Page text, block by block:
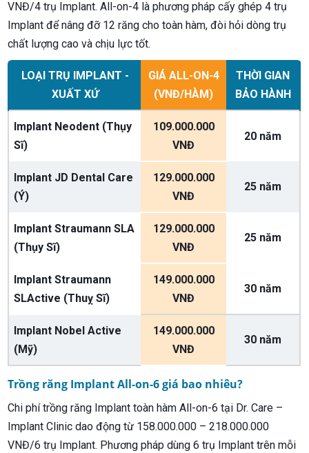
VNĐ/4 trụ Implant. All-on-4 là phương pháp cấy ghép 4 trụ
Implant để nâng đỡ 12 răng cho toàn hàm, đòi hỏi dòng trụ
chất lượng cao và chịu lực tốt.
LOẠI TRỤ IMPLANT -
XUẤT XỨ
GIÁ ALL-ON-4
(VNĐ/HÀM)
THỜI GIAN
BẢO HÀNH
Implant Neodent (Thụy
Sĩ)
109.000.000
VNĐ
20 năm
Implant JD Dental Care
(Ý)
129.000.000
VNĐ
25 năm
Implant Straumann SLA
(Thụy Sĩ)
129.000.000
VNĐ
25 năm
Implant Straumann
SLActive (Thuỵ Sĩ)
149.000.000
VNĐ
30 năm
Implant Nobel Active
(Mỹ)
149.000.000
VNĐ
30 năm
Trồng răng Implant All-on-6 giá bao nhiêu?
Chi phí trồng răng Implant toàn hàm All-on-6 tại Dr. Care –
Implant Clinic dao động từ 158.000.000 – 218.000.000
VNĐ/6 trụ Implant. Phương pháp dùng 6 trụ Implant trên mỗi